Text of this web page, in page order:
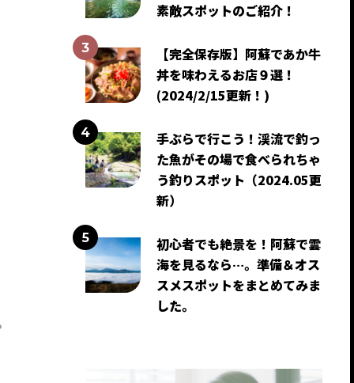
素敵スポットのご紹介！
【完全保存版】阿蘇であか牛
丼を味わえるお店９選！
(2024/2/15更新！)
手ぶらで行こう！渓流で釣っ
た魚がその場で食べられちゃ
う釣りスポット（2024.05更
新）
初心者でも絶景を！阿蘇で雲
海を見るなら…。準備＆オス
スメスポットをまとめてみま
した。